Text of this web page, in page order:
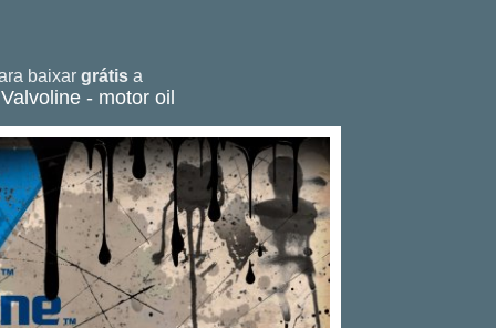
baixar grátis a
- motor oil